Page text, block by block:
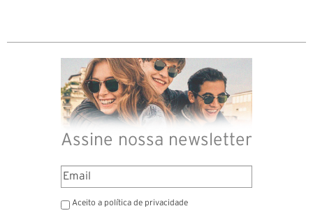
Assine nossa newsletter
Aceito a política de privacidade